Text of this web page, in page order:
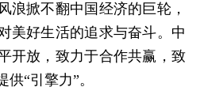
浪掀不翻中国经济的巨轮，
美好生活的追求与奋斗。中
开放，致力于合作共赢，致
“引擎力”。